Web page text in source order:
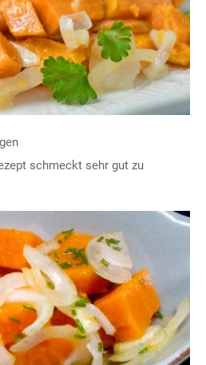
schmeckt sehr gut zu